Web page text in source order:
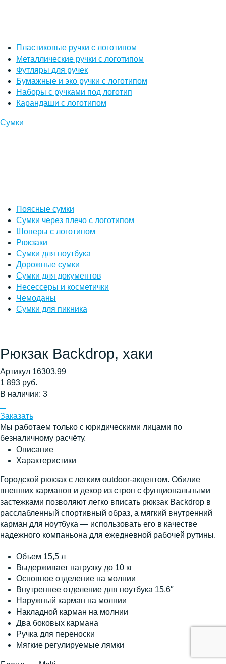
Пластиковые ручки с логотипом
Металлические ручки с логотипом
Футляры для ручек
Бумажные и эко ручки с логотипом
Наборы с ручками под логотип
Карандаши с логотипом
Сумки
Поясные сумки
Сумки через плечо с логотипом
Шоперы с логотипом
Рюкзаки
Сумки для ноутбука
Дорожные сумки
Сумки для документов
Несессеры и косметички
Чемоданы
Сумки для пикника
Рюкзак Backdrop, хаки
Артикул 16303.99
1 893 руб.
В наличии: 3
Заказать
Мы работаем только с юридическими лицами по
безналичному расчёту.
Описание
Характеристики
Городской рюкзак с легким outdoor-акцентом. Обилие
внешних карманов и декор из строп с фунциональными
застежками позволяют легко вписать рюкзак Backdrop в
расслабленный спортивный образ, а мягкий внутренний
карман для ноутбука — использовать его в качестве
надежного компаньона для ежедневной рабочей рутины.
Объем 15,5 л
Выдерживает нагрузку до 10 кг
Основное отделение на молнии
Внутреннее отделение для ноутбука 15,6″
Наружный карман на молнии
Накладной карман на молнии
Два боковых кармана
Ручка для переноски
Мягкие регулируемые лямки